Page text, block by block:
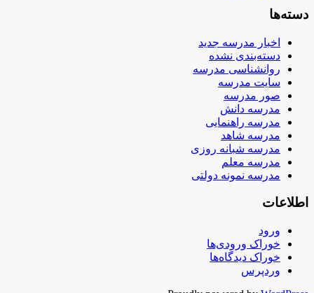
دسته‌ها
اخبار مدرسه جدید
دسته‌بندی نشده
روانشناسی مدرسه
سایت مدرسه
صور مدرسه
مدرسه دانش
مدرسه راهنمایی
مدرسه شاهد
مدرسه شبانه روزی
مدرسه معلم
مدرسه نمونه دولتی
اطلاعات
ورود
خوراک ورودی‌ها
خوراک دیدگاه‌ها
وردپرس